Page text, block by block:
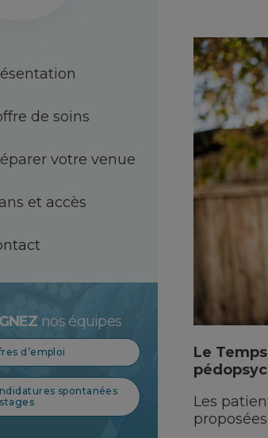
de soins
votre venue
et accès
nos équipes
d’emploi
spontanées
Le
Les